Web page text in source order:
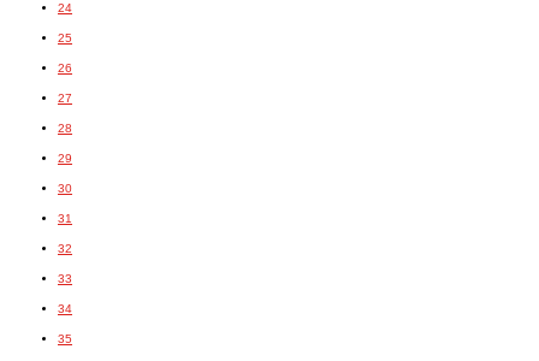
24
25
26
27
28
29
30
31
32
33
34
35